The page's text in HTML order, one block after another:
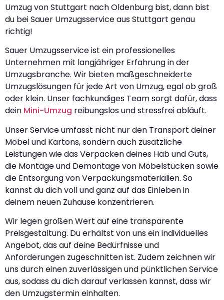
Umzug von Stuttgart nach Oldenburg bist, dann bist
du bei Sauer Umzugsservice aus Stuttgart genau
richtig!
Sauer Umzugsservice ist ein professionelles
Unternehmen mit langjähriger Erfahrung in der
Umzugsbranche. Wir bieten maßgeschneiderte
Umzugslösungen für jede Art von Umzug, egal ob groß
oder klein. Unser fachkundiges Team sorgt dafür, dass
dein Mini-Umzug reibungslos und stressfrei abläuft.
Unser Service umfasst nicht nur den Transport deiner
Möbel und Kartons, sondern auch zusätzliche
Leistungen wie das Verpacken deines Hab und Guts,
die Montage und Demontage von Möbelstücken sowie
die Entsorgung von Verpackungsmaterialien. So
kannst du dich voll und ganz auf das Einleben in
deinem neuen Zuhause konzentrieren.
Wir legen großen Wert auf eine transparente
Preisgestaltung. Du erhältst von uns ein individuelles
Angebot, das auf deine Bedürfnisse und
Anforderungen zugeschnitten ist. Zudem zeichnen wir
uns durch einen zuverlässigen und pünktlichen Service
aus, sodass du dich darauf verlassen kannst, dass wir
den Umzugstermin einhalten.